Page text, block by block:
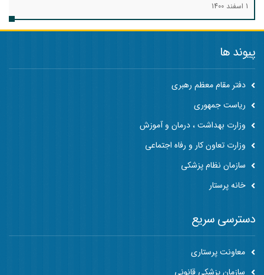
1 اسفند 1400
پیوند ها
دفتر مقام معظم رهبری
ریاست جمهوری
وزارت بهداشت ، درمان و آموزش
وزارت تعاون کار و رفاه اجتماعی
سازمان نظام پزشکی
خانه پرستار
دسترسی سریع
معاونت پرستاری
سازمان پزشکی قانونی